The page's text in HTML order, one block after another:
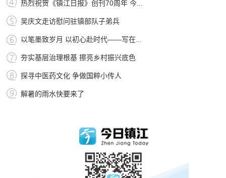
热烈祝贺《镇江日报》创刊70周年 今...
吴庆文走访慰问驻镇部队子弟兵
以笔墨致岁月 以初心赴时代——写在...
夯实基层治理根基 擦亮乡村振兴底色
探寻中医药文化 争做国粹小传人
解暑的雨水快要来了